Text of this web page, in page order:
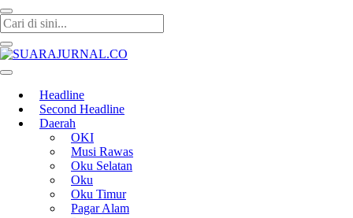
Headline
Second Headline
Daerah
OKI
Musi Rawas
Oku Selatan
Oku
Oku Timur
Pagar Alam